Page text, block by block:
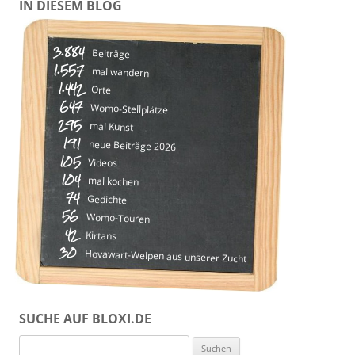
IN DIESEM BLOG
3.884 Beiträge
1.557 mal wandern
1.442 Orte
647 Womo-Stellplätze
295 mal Kunst
191 neue Beiträge 2026
105 Videos
104 mal kochen
74 Gedichte
56 Womo-Touren
42 Kirtans
30 Hovawart-Welpen aus unserer Zucht
SUCHE AUF BLOXI.DE